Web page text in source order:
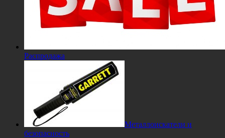
Распродажа
Металлоискатели и
безопасность